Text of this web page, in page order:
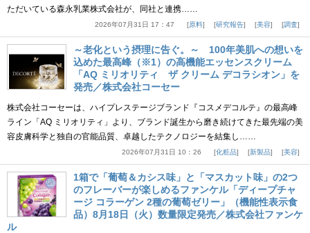
ただいている森永乳業株式会社が、同社と連携……
2026年07月31日 17：47 原料 研究報告 美容 調査
～老化という摂理に告ぐ。～ 100年美肌への想いを
込めた最高峰（※1）の高機能エッセンスクリーム
「AQ ミリオリティ ザ クリーム デコラシオン」を
発売／株式会社コーセー
株式会社コーセーは、ハイプレステージブランド『コスメデコルテ』の最高峰
ライン「AQ ミリオリティ」より、ブランド誕生から磨き続けてきた最先端の美
容皮膚科学と独自の官能品質、卓越したテクノロジーを結集し……
2026年07月31日 10：26 化粧品 新製品 美容
1箱で「葡萄＆カシス味」と「マスカット味」の2つ
のフレーバーが楽しめるファンケル「ディープチャ
ージ コラーゲン 2種の葡萄ゼリー」（機能性表示食
品）8月18日（火）数量限定発売／株式会社ファンケ
ル